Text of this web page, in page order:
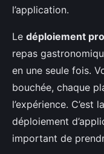
l’application.
Le déploiement
repas
en une seule fois.
bouchée, chaque
l’expérience. C’est
déploiement
important de